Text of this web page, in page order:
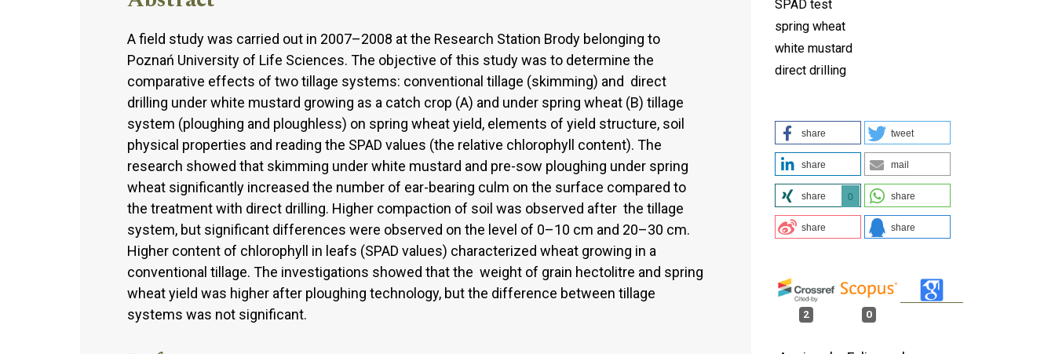
A field study was carried out in 2007–2008 at the Research Station Brody belonging to
Poznań University of Life Sciences. The objective of this study was to determine the
comparative effects of two tillage systems: conventional tillage (skimming) and direct
drilling under white mustard growing as a catch crop (A) and under spring wheat (B) tillage
system (ploughing and ploughless) on spring wheat yield, elements of yield structure, soil
physical properties and reading the SPAD values (the relative chlorophyll content). The
research showed that skimming under white mustard and pre-sow ploughing under spring
wheat significantly increased the number of ear-bearing culm on the surface compared to
the treatment with direct drilling. Higher compaction of soil was observed after the tillage
system, but significant differences were observed on the level of 0–10 cm and 20–30 cm.
Higher content of chlorophyll in leafs (SPAD values) characterized wheat growing in a
conventional tillage. The investigations showed that the weight of grain hectolitre and spring
wheat yield was higher after ploughing technology, but the difference between tillage
systems was not significant.
SPAD test
spring wheat
white mustard
direct drilling
share tweet
share mail
share 0 share
share share
2 0